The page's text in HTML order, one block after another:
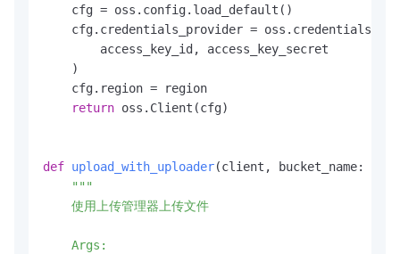
    cfg = oss.config.load_default()
cfg.credentials_provider =
        access_key_id, access_key_secret
    )
    cfg.region = region
return oss.Client(cfg)
def upload_with_uploader(client, bucket_name:
"""
    使用上传管理器上传文件
    Args: